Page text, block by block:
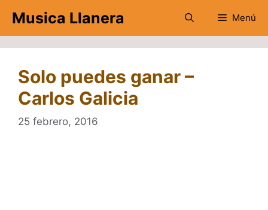
contenido
Musica Llanera Menú
Solo puedes ganar –
Carlos Galicia
25 febrero, 2016